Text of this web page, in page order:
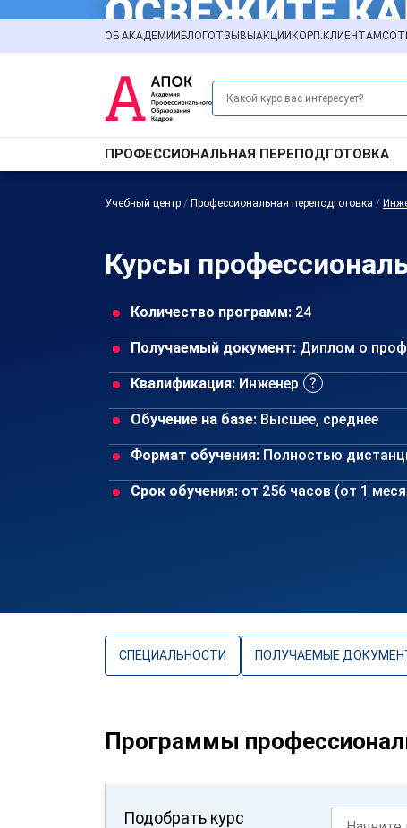
ОБ АКАДЕМИИ БЛОГОТЗЫВЫ АКЦИИ КОРП.КЛИЕНТАМ
ПРОФЕССИОНАЛЬНАЯ ПЕРЕПОДГОТОВКА
Учебный центр / Профессиональная переподготовка /
Курсы
Количество программ: 24
Получаемый документ: Диплом о
Квалификация: Инженер
Обучение на базе: Высшее, среднее
Формат обучения: Полностью
Срок обучения: от 256 часов (от 1
СПЕЦИАЛЬНОСТИ ПОЛУЧАЕМЫЕ
Программы
Подобрать курс